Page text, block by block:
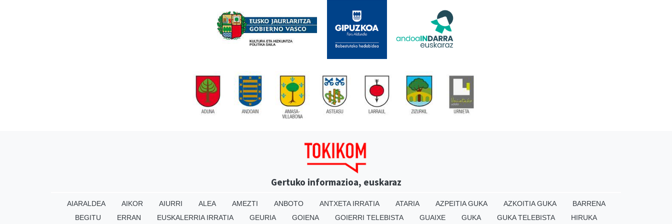
Gertuko informazioa, euskaraz
AIARALDEA AIKOR AIURRI ALEA AMEZTI ANBOTO ANTXETA IRRATIA ATARIA AZPEITIA GUKA AZKOITIA GUKA
BARRENA
BEGITU
ERRAN EUSKALERRIA IRRATIA GEURIA GOIENA GOIERRI TELEBISTA GUAIXE GUKA GUKA TELEBISTA HIRUKA